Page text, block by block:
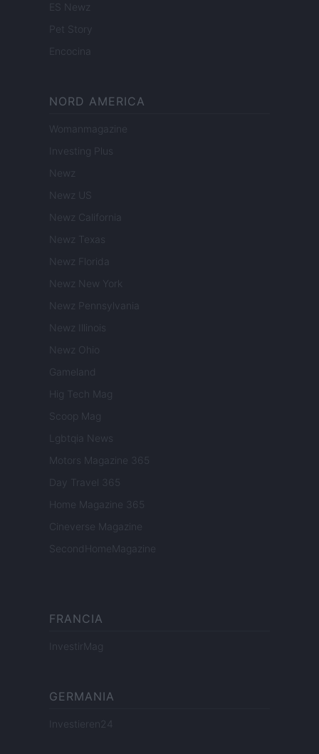
ES Newz
Pet Story
Encocina
NORD AMERICA
Womanmagazine
Investing Plus
Newz
Newz US
Newz California
Newz Texas
Newz Florida
Newz New York
Newz Pennsylvania
Newz Illinois
Newz Ohio
Gameland
Hig Tech Mag
Scoop Mag
Lgbtqia News
Motors Magazine 365
Day Travel 365
Home Magazine 365
Cineverse Magazine
SecondHomeMagazine
FRANCIA
InvestirMag
GERMANIA
Investieren24